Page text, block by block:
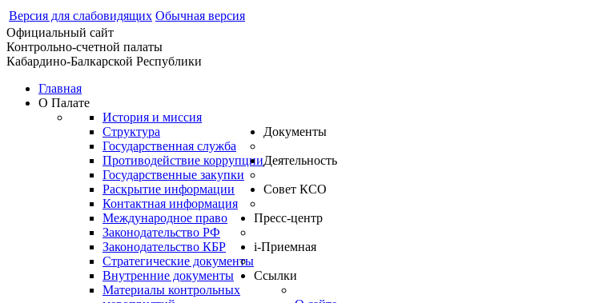
Версия для слабовидящих Обычная версия
Официальный сайт
Контрольно-счетной палаты
Кабардино-Балкарской Республики
Главная
О Палате
История и миссия
Структура
Государственная служба
Противодействие коррупции
Государственные закупки
Раскрытие информации
Контактная информация
Документы
Международное право
Законодательство РФ
Законодательство КБР
Стратегические документы
Внутренние документы
Деятельность
Материалы контрольных
Совет КСО
Пресс-центр
i-Приемная
Ссылки